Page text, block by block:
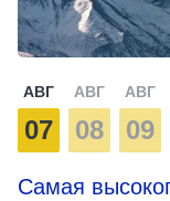
АВГ
07
АВГ
08
АВГ
09
Самая